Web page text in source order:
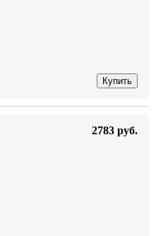
Купить
2783 руб.